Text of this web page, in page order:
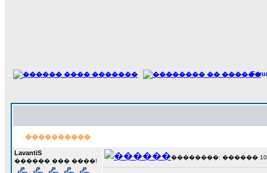
����������
LavantiS
������ ��� ����!
��������: ������ 10